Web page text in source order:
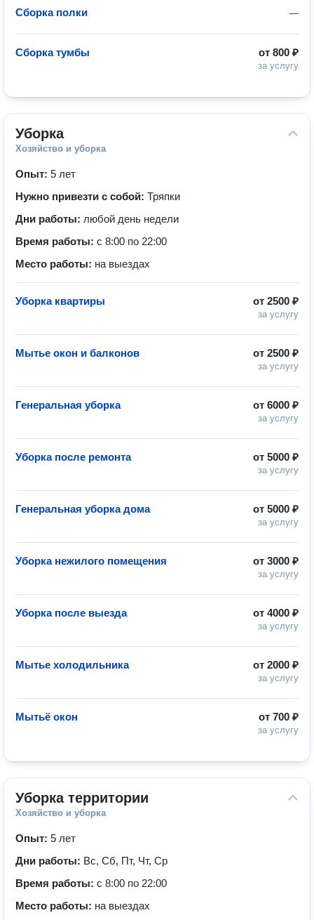
—
Сборка полки
от 800 ₽
за услугу
Сборка тумбы
Уборка
Хозяйство и уборка
Опыт: 5 лет
Нужно привезти с собой: Тряпки
Дни работы: любой день недели
Время работы: с 8:00 по 22:00
Место работы: на выездах
от 2500 ₽
за услугу
Уборка квартиры
от 2500 ₽
за услугу
Мытье окон и балконов
от 6000 ₽
за услугу
Генеральная уборка
от 5000 ₽
за услугу
Уборка после ремонта
от 5000 ₽
за услугу
Генеральная уборка дома
от 3000 ₽
за услугу
Уборка нежилого помещения
от 4000 ₽
за услугу
Уборка после выезда
от 2000 ₽
за услугу
Мытье холодильника
от 700 ₽
за услугу
Мытьё окон
Уборка территории
Хозяйство и уборка
Опыт: 5 лет
Дни работы: Вс, Сб, Пт, Чт, Ср
Время работы: с 8:00 по 22:00
Место работы: на выездах